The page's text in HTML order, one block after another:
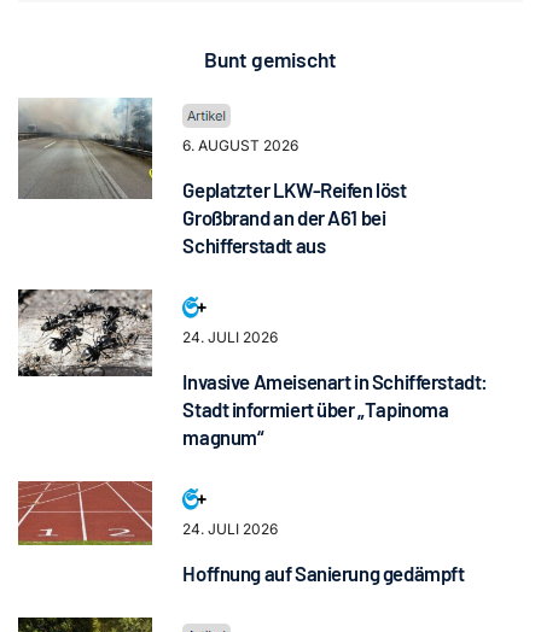
Bunt gemischt
6. AUGUST 2026
Geplatzter LKW-Reifen löst
Großbrand an der A61 bei
Schifferstadt aus
24. JULI 2026
Invasive Ameisenart in Schifferstadt:
Stadt informiert über „Tapinoma
magnum“
24. JULI 2026
Hoffnung auf Sanierung gedämpft